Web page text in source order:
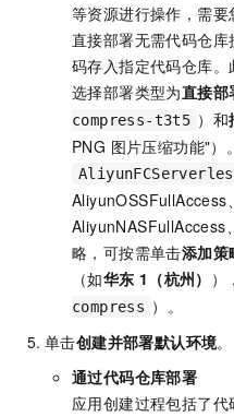
等资源进行操作，需要
直接部署无需代码仓
码存入指定代码仓库。
选择部署类型为直接部
compress-t3t5 ）和
PNG 图片压缩功能"）
AliyunOSSFullAccess
AliyunNASFullAccess
略，可按需单击添加策
（如华东 1（杭州） ）
compress ）。
单击创建并部署默认环境。
通过代码仓库部署
应用创建过程包括了